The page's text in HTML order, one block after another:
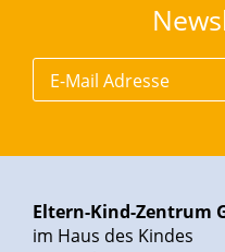
Eltern-Kind-Zentrum
im Haus des Kindes